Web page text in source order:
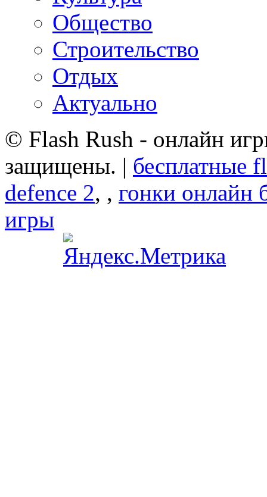
Общество
Строительство
Отдых
Актуально
© Flash Rush - онлайн
защищены. | бесплатные
defence 2, , гонки онлайн
игры